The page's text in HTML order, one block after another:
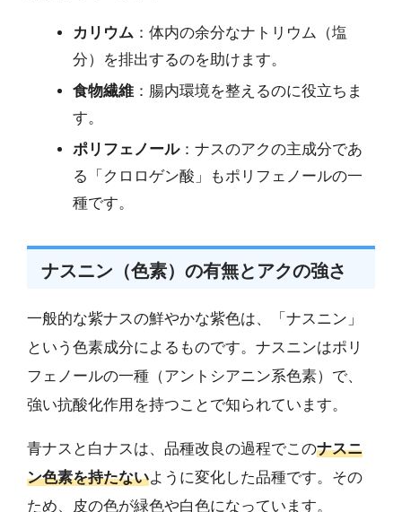
カリウム ：体内の余分なナトリウム（塩
分）を排出するのを助けます。
食物繊維 ：腸内環境を整えるのに役立ちま
す。
ポリフェノール：ナスのアクの主成分であ
る「クロロゲン酸」もポリフェノールの一
種です。
ナスニン（色素）の有無とアクの強さ
一般的な紫ナスの鮮やかな紫色は、「ナスニン」
という色素成分によるものです。ナスニンはポリ
フェノールの一種（アントシアニン系色素）で、
強い抗酸化作用を持つことで知られています。
青ナスと白ナスは、品種改良の過程でこのナスニ
ン色素を持たないように変化した品種です。その
ため、皮の色が緑色や白色になっています。